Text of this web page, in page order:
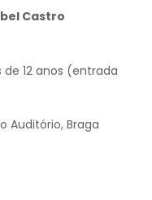
Castro
de 12 anos (entrada
Auditório, Braga